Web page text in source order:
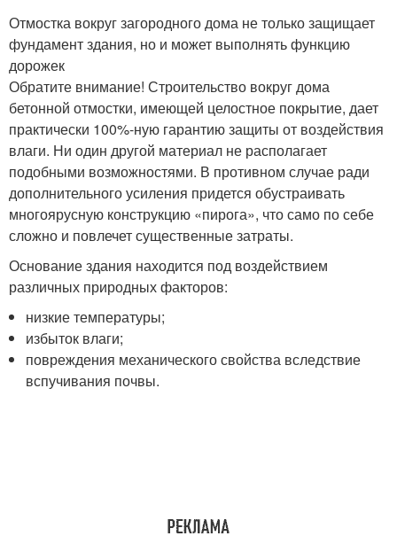
Отмостка вокруг загородного дома не только защищает
фундамент здания, но и может выполнять функцию
дорожек
Обратите внимание! Строительство вокруг дома
бетонной отмостки, имеющей целостное покрытие, дает
практически 100%-ную гарантию защиты от воздействия
влаги. Ни один другой материал не располагает
подобными возможностями. В противном случае ради
дополнительного усиления придется обустраивать
многоярусную конструкцию «пирога», что само по себе
сложно и повлечет существенные затраты.
Основание здания находится под воздействием
различных природных факторов:
низкие температуры;
избыток влаги;
повреждения механического свойства вследствие
вспучивания почвы.